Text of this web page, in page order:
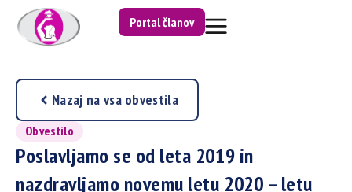
Portal članov
Nazaj na vsa obvestila
Obvestilo
Poslavljamo se od leta 2019 in
nazdravljamo novemu letu 2020 – letu